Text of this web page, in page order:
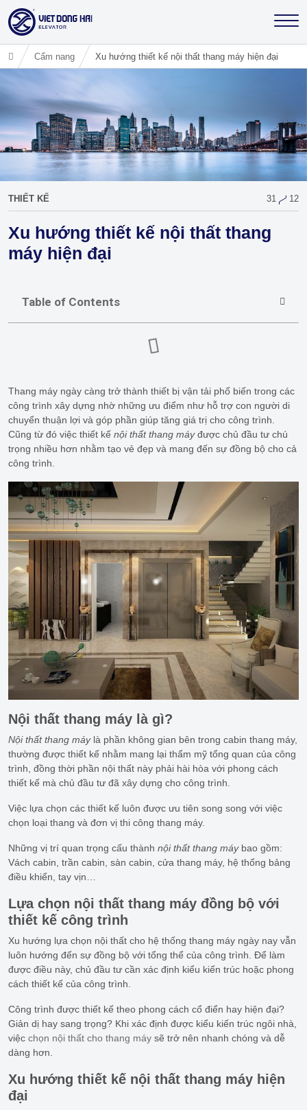
Cẩm nang Xu hướng thiết kế nội thất thang máy hiện đại
THIẾT KẾ 31 12
Xu hướng thiết kế nội thất thang
máy hiện đại
Table of Contents
Thang máy ngày càng trở thành thiết bị vận tải phổ biến trong các
công trình xây dựng nhờ những ưu điểm như hỗ trợ con người di
chuyển thuận lợi và góp phần giúp tăng giá trị cho công trình.
Cũng từ đó việc thiết kế nội thất thang máyđược chủ đầu tư chú
trọng nhiều hơn nhằm tạo vẻ đẹp và mang đến sự đồng bộ cho cả
công trình.
Nội thất thang máy là gì?
Nội thất thang máylà phần không gian bên trong cabin thang máy,
thường được thiết kế nhằm mang lại thẩm mỹ tổng quan của công
trình, đồng thời phần nội thất này phải hài hòa với phong cách
thiết kế mà chủ đầu tư đã xây dựng cho công trình.
Việc lựa chọn các thiết kế luôn được ưu tiên song song với việc
chọn loại thang và đơn vị thi công thang máy.
Những vị trí quan trọng cấu thành nội thất thang máybao gồm:
Vách cabin, trần cabin, sàn cabin, cửa thang máy, hệ thống bảng
điều khiển, tay vịn…
Lựa chọn nội thất thang máy đồng bộ với
thiết kế công trình
Xu hướng lựa chọn nội thất cho hệ thống thang máy ngày nay vẫn
luôn hướng đến sự đồng bộ với tổng thể của công trình. Để làm
được điều này, chủ đầu tư cần xác định kiểu kiến trúc hoặc phong
cách thiết kế của công trình.
Công trình được thiết kế theo phong cách cổ điển hay hiện đại?
Giản dị hay sang trọng? Khi xác định được kiểu kiến trúc ngôi nhà,
việc chọn nội thất cho thang máy sẽ trở nên nhanh chóng và dễ
dàng hơn.
Xu hướng thiết kế nội thất thang máy hiện
đại